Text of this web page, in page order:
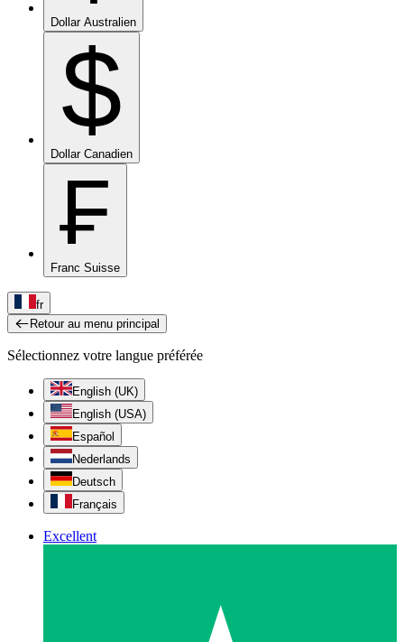
Dollar Australien
$
Dollar Canadien
₣
Franc Suisse
fr
Retour au menu principal
Sélectionnez votre langue préférée
English (UK)
English (USA)
Español
Nederlands
Deutsch
Français
Excellent